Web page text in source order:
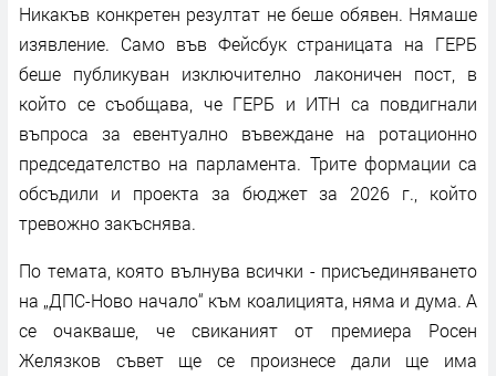
Никакъв конкретен резултат не беше обявен. Нямаше
изявление. Само във Фейсбук страницата на ГЕРБ
беше публикуван изключително лаконичен пост, в
който се съобщава, че ГЕРБ и ИТН са повдигнали
въпроса за евентуално въвеждане на ротационно
председателство на парламента. Трите формации са
обсъдили и проекта за бюджет за 2026 г., който
тревожно закъснява.
По темата, която вълнува всички - присъединяването
на „ДПС-Ново начало“ към коалицията, няма и дума. А
се очакваше, че свиканият от премиера Росен
Желязков съвет ще се произнесе дали ще има